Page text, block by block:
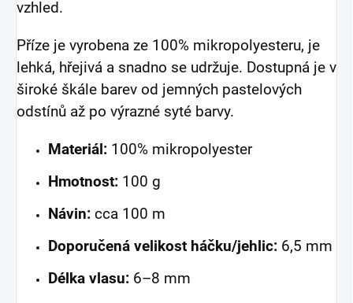
vzhled.
Příze je vyrobena ze 100% mikropolyesteru, je
lehká, hřejivá a snadno se udržuje. Dostupná je v
široké škále barev od jemných pastelových
odstínů až po výrazné syté barvy.
Materiál: 100% mikropolyester
Hmotnost: 100 g
Návin: cca 100 m
Doporučená velikost háčku/jehlic: 6,5 mm
Délka vlasu: 6–8 mm